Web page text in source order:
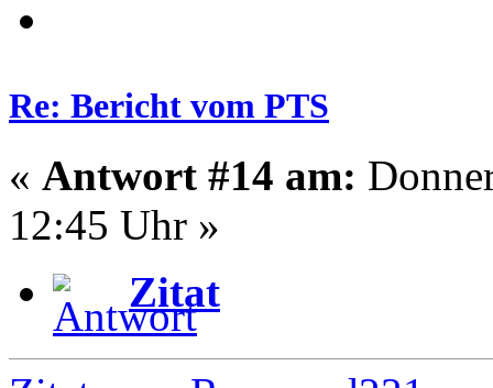
Re: Bericht vom PTS
« Antwort #14 am:
12:45 Uhr »
Zitat